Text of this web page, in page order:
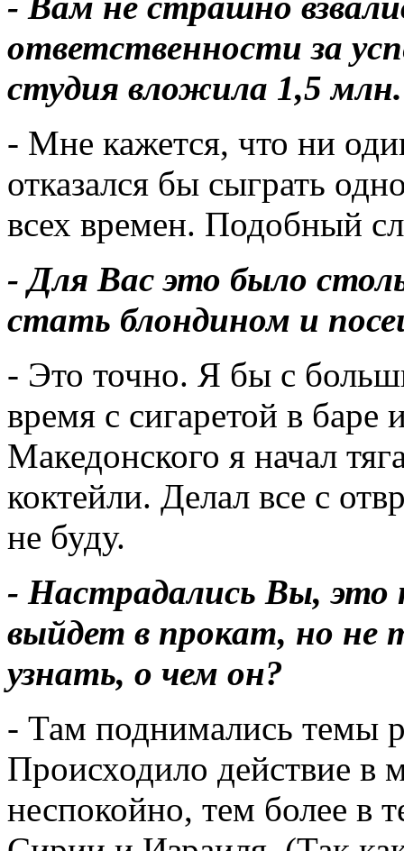
ответственности за
студия вложила 1,5 млн.
- Мне кажется, что ни
отказался бы сыграть
всех времен. Подобный
- Для Вас это было
стать блондином и
- Это точно. Я бы с
время с сигаретой в
Македонского я начал
коктейли. Делал все с
не буду.
- Настрадались Вы,
выйдет в прокат, но не
узнать, о чем он?
- Там поднимались темы
Происходило действие в
неспокойно, тем более в